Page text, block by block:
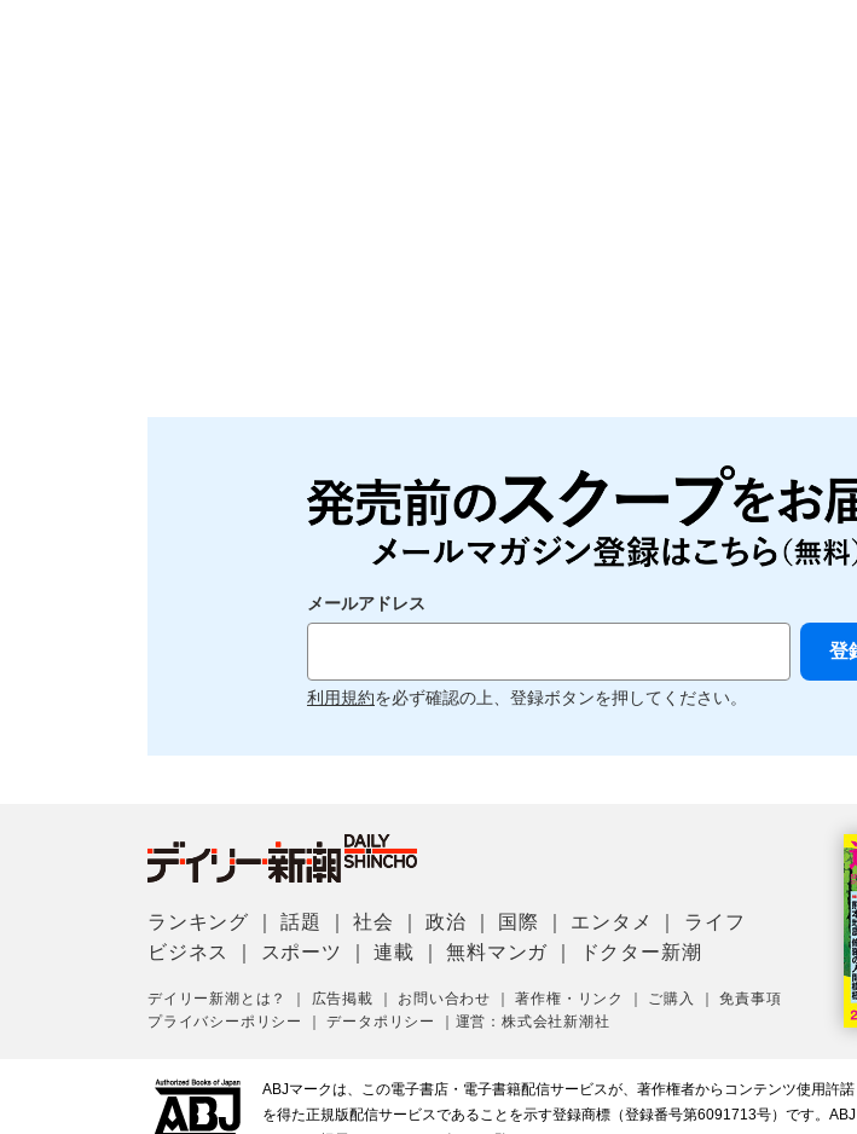
メールアドレス
利用規約を必ず確認の上、登録ボタンを押してください。
ランキング ｜話題 ｜社会 ｜政治 国際 エンタメ
ライフ
ビジネス
スポーツ ｜連載 ｜無料マンガ ドクター新潮
デイリー新潮とは？ 広告掲載 お問い合わせ ｜著作権・リンク ご購入 ｜免責事項
プライバシーポリシー
｜データポリシー 運営：株式会社新潮社
ABJマークは、この電子書店・電子書籍配信サービスが、著作権者からコンテンツ使用許諾
を得た正規版配信サービスであることを示す登録商標（登録番号第6091713号）です。ABJ